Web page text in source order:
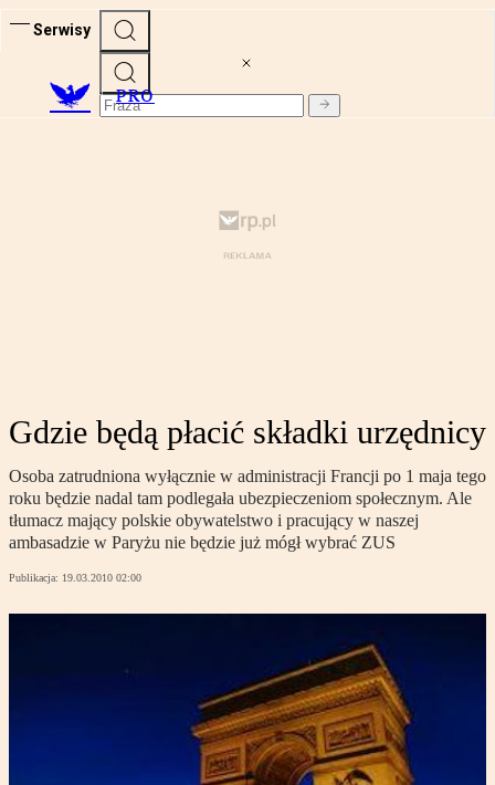
Serwisy
PRO
Gdzie będą płacić składki urzędnicy
Osoba zatrudniona wyłącznie w administracji Francji po 1 maja tego
roku będzie nadal tam podlegała ubezpieczeniom społecznym. Ale
tłumacz mający polskie obywatelstwo i pracujący w naszej
ambasadzie w Paryżu nie będzie już mógł wybrać ZUS
Publikacja: 19.03.2010 02:00